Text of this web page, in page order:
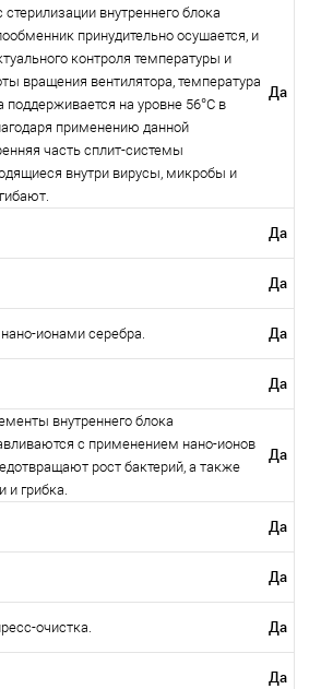
стерилизации внутреннего блока
принудительно осушается, и
контроля температуры и
вращения вентилятора, температура
поддерживается на уровне 56°С в
применению данной
часть сплит-системы
внутри вирусы, микробы и
Да
Да
Да
ионами серебра. Да
Да
внутреннего блока
с применением нано-ионов
рост бактерий, а также
и грибка.
Да
Да
Да
очистка. Да
Да